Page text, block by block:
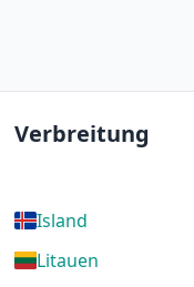
Verbreitung
Island
Litauen